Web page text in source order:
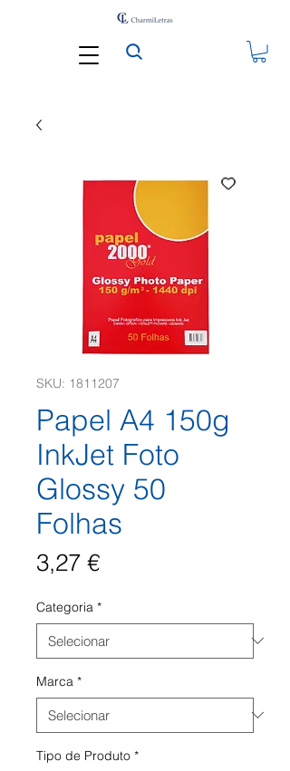
SKU: 1811207
Papel A4 150g
InkJet Foto
Glossy 50
Folhas
3,27 €Preço
Categoria *
Marca *
Tipo de Produto *